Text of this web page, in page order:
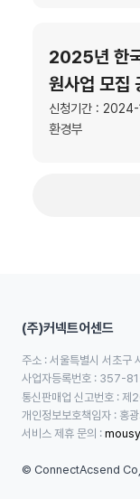
2025년 한
원사업 모집
신청기간 :
환경부
(주)커넥트어센드
주소 : 서울특별시 서초
사업자등록번호 : 357-
통신판매업 신고번호 :
개인정보보호책임자 : 홍광
서비스 제휴 문의 :
© ConnectAcsend